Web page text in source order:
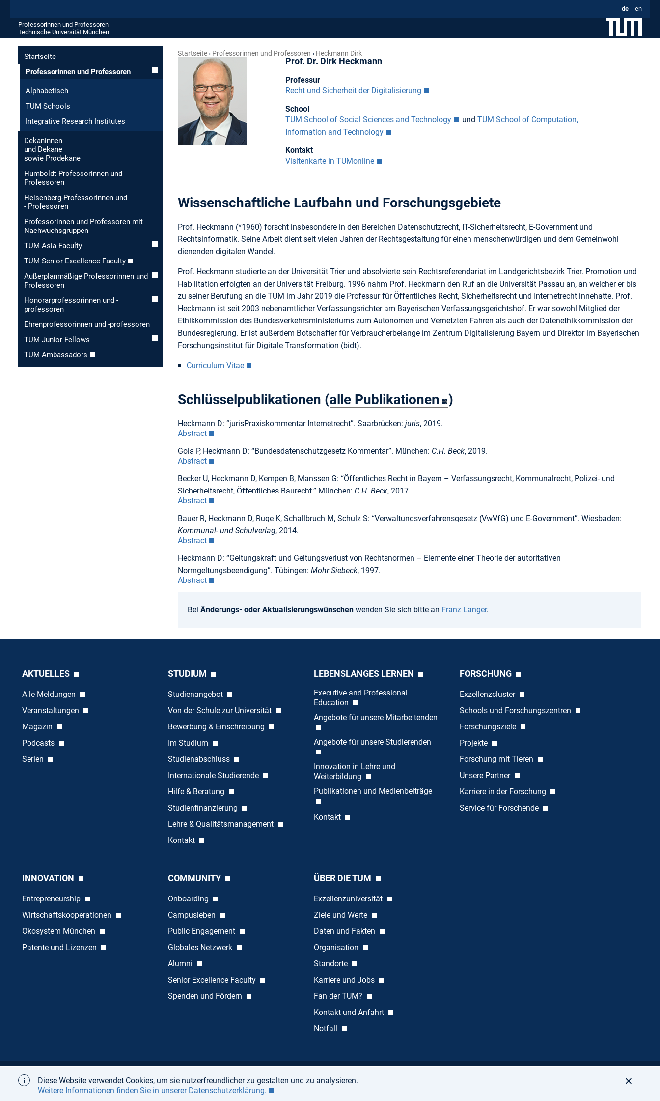
Diese Website verwendet Cookies, um sie nutzerfreundlicher zu gestalten und zu analysieren.
Weitere Informationen finden Sie in unserer Datenschutzerklärung.
de en
Professorinnen und Professoren
Technische Universität München
Startseite
Professorinnen und Professoren
Alphabetisch
TUM Schools
Integrative Research Institutes
Dekaninnen
und Dekane
sowie Prodekane
Humboldt-Professorinnen und -
Professoren
Heisenberg-Professorinnen und
- Professoren
Professorinnen und Professoren mit
Nachwuchsgruppen
TUM Asia Faculty
TUM Senior Excellence Faculty
Außerplanmäßige Professorinnen und
Professoren
Honorar­professorinnen und -
professoren
Ehren­professorinnen und -professoren
TUM Junior Fellows
TUM Ambassadors
Startseite Professorinnen und Professoren Heckmann Dirk
Prof. Dr. Dirk Heckmann
Professur
Recht und Sicherheit der Digitalisierung
School
TUM School of Social Sciences and Technology
und TUM School of Computation,
Information and Technology
Kontakt
Visitenkarte in TUMonline
Wissenschaftliche Laufbahn und Forschungsgebiete
Prof. Heckmann (*1960) forscht insbesondere in den Bereichen Datenschutzrecht, IT-Sicherheitsrecht, E-Government und
Rechtsinformatik. Seine Arbeit dient seit vielen Jahren der Rechtsgestaltung für einen menschenwürdigen und dem Gemeinwohl
dienenden digitalen Wandel.
Prof. Heckmann studierte an der Universität Trier und absolvierte sein Rechtsreferendariat im Landgerichtsbezirk Trier. Promotion und
Habilitation erfolgten an der Universität Freiburg. 1996 nahm Prof. Heckmann den Ruf an die Universität Passau an, an welcher er bis
zu seiner Berufung an die TUM im Jahr 2019 die Professur für Öffentliches Recht, Sicherheitsrecht und Internetrecht innehatte. Prof.
Heckmann ist seit 2003 nebenamtlicher Verfassungsrichter am Bayerischen Verfassungsgerichtshof. Er war sowohl Mitglied der
Ethikkommission des Bundesverkehrsministeriums zum Autonomen und Vernetzten Fahren als auch der Datenethikkommission der
Bundesregierung. Er ist außerdem Botschafter für Verbraucherbelange im Zentrum Digitalisierung Bayern und Direktor im Bayerischen
Forschungsinstitut für Digitale Transformation (bidt).
Curriculum Vitae
Schlüsselpublikationen (alle Publikationen )
Heckmann D: “jurisPraxiskommentar Internetrecht”. Saarbrücken: juris, 2019.
Abstract
Gola P, Heckmann D: “Bundesdatenschutzgesetz Kommentar”. München: C.H. Beck, 2019.
Abstract
Becker U, Heckmann D, Kempen B, Manssen G: “Öffentliches Recht in Bayern – Verfassungsrecht, Kommunalrecht, Polizei- und
Sicherheitsrecht, Öffentliches Baurecht.” München: C.H. Beck, 2017.
Abstract
Bauer R, Heckmann D, Ruge K, Schallbruch M, Schulz S: “Verwaltungsverfahrensgesetz (VwVfG) und E-Government”. Wiesbaden:
Kommunal- und Schulverlag, 2014.
Abstract
Heckmann D: “Geltungskraft und Geltungsverlust von Rechtsnormen – Elemente einer Theorie der autoritativen
Normgeltungsbeendigung”. Tübingen: Mohr Siebeck, 1997.
Abstract
Bei Änderungs- oder Aktualisierungswünschen wenden Sie sich bitte an Franz Langer.
AKTUELLES
Alle Meldungen
Veranstaltungen
Magazin
Podcasts
Serien
STUDIUM
Studienangebot
Von der Schule zur Universität
Bewerbung & Einschreibung
Im Studium
Studienabschluss
Internationale Studierende
Hilfe & Beratung
Studienfinanzierung
Lehre & Qualitätsmanagement
Kontakt
LEBENSLANGES LERNEN
Executive and Professional
Education
Angebote für unsere Mitarbeitenden
Angebote für unsere Studierenden
Innovation in Lehre und
Weiterbildung
Publikationen und Medienbeiträge
Kontakt
FORSCHUNG
Exzellenzcluster
Schools und Forschungszentren
Forschungsziele
Projekte
Forschung mit Tieren
Unsere Partner
Karriere in der Forschung
Service für Forschende
INNOVATION
Entrepreneurship
Wirtschaftskooperationen
Ökosystem München
Patente und Lizenzen
COMMUNITY
Onboarding
Campusleben
Public Engagement
Globales Netzwerk
Alumni
Senior Excellence Faculty
Spenden und Fördern
ÜBER DIE TUM
Exzellenzuniversität
Ziele und Werte
Daten und Fakten
Organisation
Standorte
Karriere und Jobs
Fan der TUM?
Kontakt und Anfahrt
Notfall
Startseite Über Impressum Datenschutz Barrierefreiheit